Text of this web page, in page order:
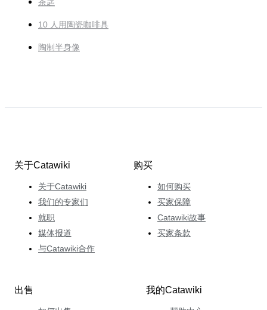
茶匙
10 人用陶瓷咖啡具
陶制半身像
关于Catawiki
关于Catawiki
我们的专家们
就职
媒体报道
与Catawiki合作
购买
如何购买
买家保障
Catawiki故事
买家条款
出售 我的Catawiki